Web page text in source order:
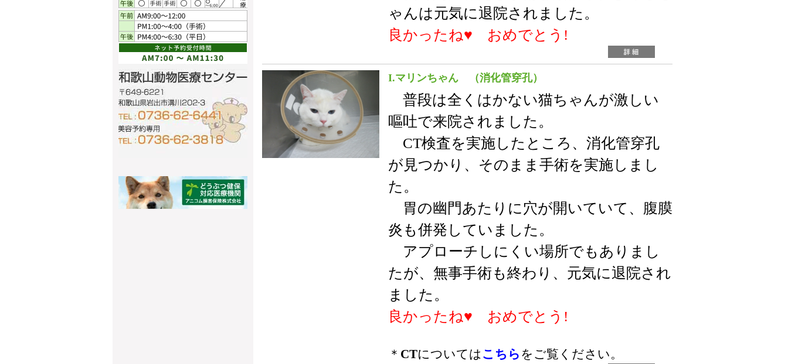
ゃんは元気に退院されました。
良かったね♥ おめでとう!
I.マリンちゃん （消化管穿孔）
普段は全くはかない猫ちゃんが激しい
嘔吐で来院されました。
CT検査を実施したところ、消化管穿孔
が見つかり、そのまま手術を実施しまし
た。
胃の幽門あたりに穴が開いていて、腹膜
炎も併発していました。
アプローチしにくい場所でもありまし
たが、無事手術も終わり、元気に退院され
ました。
良かったね♥ おめでとう!
＊ CTについてはこちら をご覧ください。